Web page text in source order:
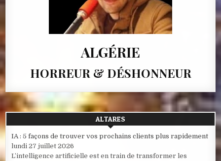
ALGÉRIE
HORREUR & DÉSHONNEUR
ALTARES
IA : 5 façons de trouver vos prochains clients plus rapidement
lundi 27 juillet 2026
L’intelligence artificielle est en train de transformer les